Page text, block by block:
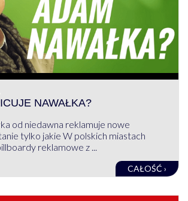
NAWAŁKA?
od niedawna reklamuje nowe
tylko jakie W polskich miastach
reklamowe z ...
CAŁOŚĆ ›